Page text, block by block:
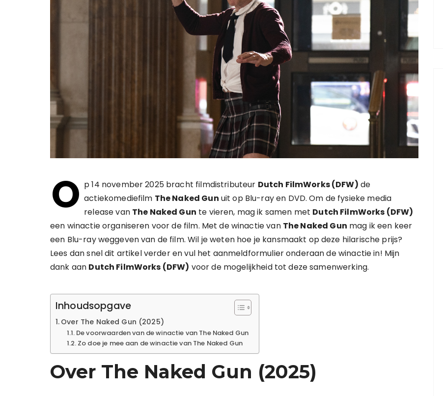
O p 14 november 2025 bracht filmdistributeur Dutch FilmWorks (DFW) de
actiekomediefilm The Naked Gun uit op Blu-ray en DVD. Om de fysieke media
release van The Naked Gun te vieren, mag ik samen met Dutch FilmWorks (DFW)
een winactie organiseren voor de film. Met de winactie van The Naked Gun mag ik een keer
een Blu-ray weggeven van de film. Wil je weten hoe je kansmaakt op deze hilarische prijs?
Lees dan snel dit artikel verder en vul het aanmeldformulier onderaan de winactie in! Mijn
dank aan Dutch FilmWorks (DFW) voor de mogelijkheid tot deze samenwerking.
Inhoudsopgave
Over The Naked Gun (2025)
De voorwaarden van de winactie van The Naked Gun
Zo doe je mee aan de winactie van The Naked Gun
Over The Naked Gun (2025)